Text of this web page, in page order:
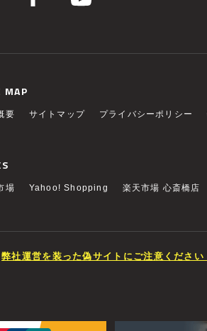
MAP
要 サイトマップ プライバシーポリシー
場 Yahoo! Shopping 楽天市場 心斎橋店
弊社運営を装った偽サイトにご注意ください